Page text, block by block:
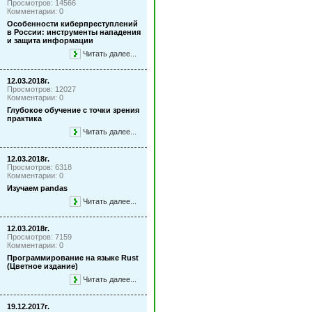
Просмотров: 14566
Комментарии: 0
Особенности киберпреступлений
в России: инструменты нападения
и защита информации
Читать далее...
12.03.2018г.
Просмотров: 12027
Комментарии: 0
Глубокое обучение с точки зрения
практика
Читать далее...
12.03.2018г.
Просмотров: 6318
Комментарии: 0
Изучаем pandas
Читать далее...
12.03.2018г.
Просмотров: 7159
Комментарии: 0
Программирование на языке Rust
(Цветное издание)
Читать далее...
19.12.2017г.